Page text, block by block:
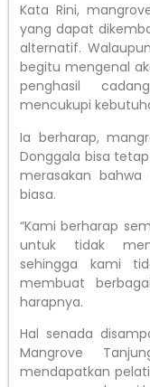
Kata Rini,
yang dapat
alternatif.
begitu mengenal
penghasil
mencukupi
Ia berharap,
Donggala bisa
merasakan
biasa.
“Kami berharap
untuk tidak
sehingga kami
membuat
harapnya.
Hal senada
Mangrove
mendapatkan